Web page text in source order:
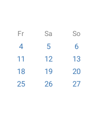
Fr Sa So
4 5
6
11 12
13
18 19
20
25 26
27